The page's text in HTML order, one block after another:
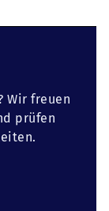
Wir freuen
prüfen